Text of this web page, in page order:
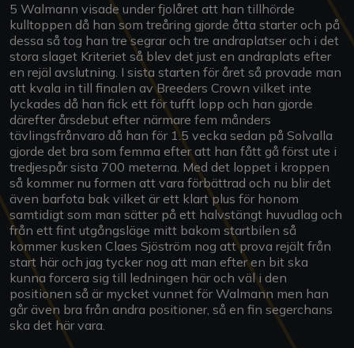
5 Walmann visade under fjolåret att han tillhörde
kulltoppen då han som treåring gjorde åtta starter och på
dessa så tog han tre segrar och tre andraplatser och i det
stora slaget Kriteriet så blev det just en andraplats efter
en rejäl avslutning. I sista starten för året så provade man
att kvala in till finalen av Breeders Crown vilket inte
lyckades då han fick ett för tufft lopp och han gjorde
därefter årsdebut efter närmare fem månders
tävlingsfrånvaro då han för 1.5 vecka sedan på Solvalla
gjorde det bra som femma efter att han fått gå först ute i
tredjespår sista 700 meterna. Med det loppet i kroppen
så kommer nu formen att vara förbättrad och nu blir det
även barfota bak vilket är ett klart plus för honom
samtidigt som man sätter på ett halvstängt huvudlag och
från ett fint utgångsläge mitt bakom startbilen så
kommer kusken Claes Sjöström nog att prova rejält från
start här och jag tycker nog att man efter en bit ska
kunna forcera sig till ledningen här och väl i den
positionen så är mycket vunnet för Walmann men han
går även bra från andra positioner, så en fin segerchans
ska det här vara.